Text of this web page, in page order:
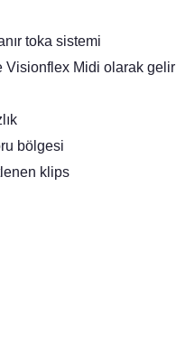
toka sistemi
Midi olarak gelir
bölgesi
klips